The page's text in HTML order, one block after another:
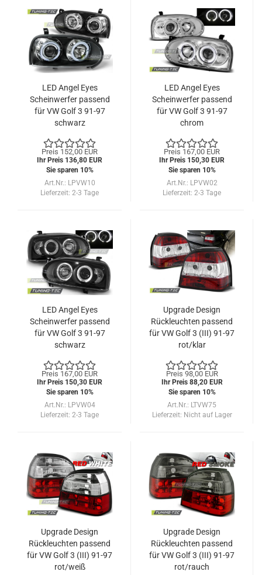
LED Angel Eyes
Scheinwerfer passend
für VW Golf 3 91-97
schwarz
Preis 152,00 EUR
Ihr Preis 136,80 EUR
Sie sparen 10%
Art.Nr.: LPVW10
Lieferzeit: 2-3 Tage
LED Angel Eyes
Scheinwerfer passend
für VW Golf 3 91-97
chrom
Preis 167,00 EUR
Ihr Preis 150,30 EUR
Sie sparen 10%
Art.Nr.: LPVW02
Lieferzeit: 2-3 Tage
LED Angel Eyes
Scheinwerfer passend
für VW Golf 3 91-97
schwarz
Preis 167,00 EUR
Ihr Preis 150,30 EUR
Sie sparen 10%
Art.Nr.: LPVW04
Lieferzeit: 2-3 Tage
Upgrade Design
Rückleuchten passend
für VW Golf 3 (III) 91-97
rot/klar
Preis 98,00 EUR
Ihr Preis 88,20 EUR
Sie sparen 10%
Art.Nr.: LTVW75
Lieferzeit: Nicht auf Lager
Upgrade Design
Rückleuchten passend
für VW Golf 3 (III) 91-97
rot/weiß
Upgrade Design
Rückleuchten passend
für VW Golf 3 (III) 91-97
rot/rauch